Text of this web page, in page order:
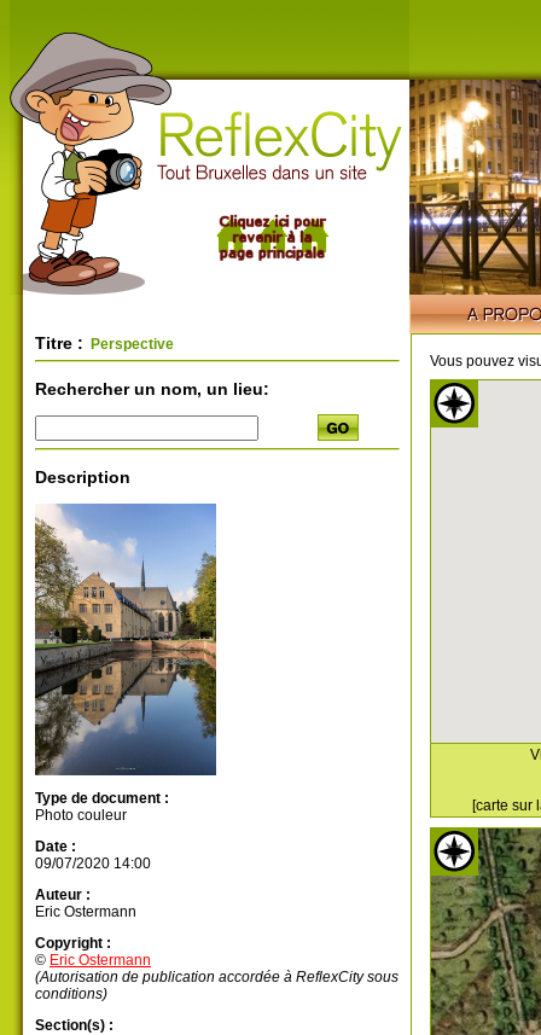
Titre : Perspective
Rechercher un nom, un lieu:
Description
Type de document :
Photo couleur
Date :
09/07/2020 14:00
Auteur :
Eric Ostermann
Copyright :
© Eric Ostermann
(Autorisation de publication accordée à ReflexCity sous
conditions)
Section(s) :
Vous pouvez
[carte sur